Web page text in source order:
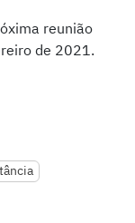
reunião
de 2021.